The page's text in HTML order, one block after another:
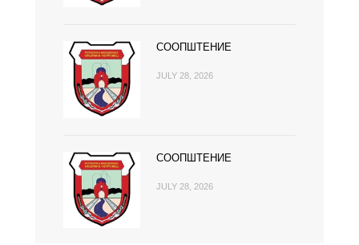
СООПШТЕНИЕ
JULY 28, 2026
СООПШТЕНИЕ
JULY 28, 2026